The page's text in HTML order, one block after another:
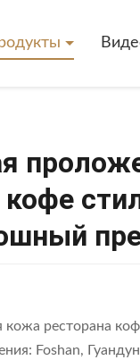
ресторана
Foshan,